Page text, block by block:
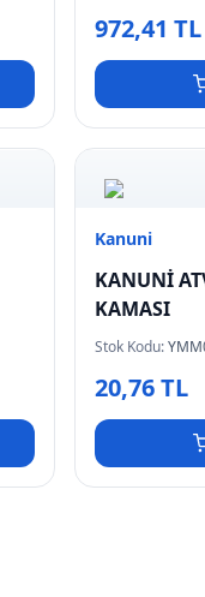
972,41 TL
Kanuni
KANUNİ
KAMASI
Stok Kodu:
20,76 TL